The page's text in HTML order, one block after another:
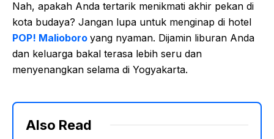
Nah, apakah Anda tertarik menikmati akhir pekan di
kota budaya? Jangan lupa untuk menginap di hotel
POP! Malioboro yang nyaman. Dijamin liburan Anda
dan keluarga bakal terasa lebih seru dan
menyenangkan selama di Yogyakarta.
Also Read